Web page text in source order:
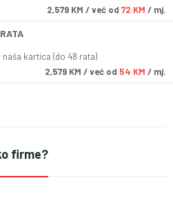
2,579 KM / već od 72 KM / mj.
naša kartica (do 48 rata)
2,579 KM / već od 54 KM / mj.
firme?